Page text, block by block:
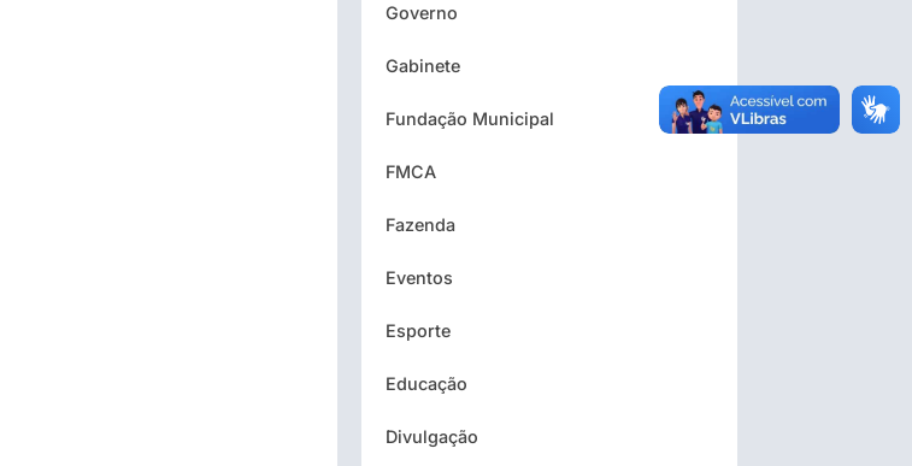
Governo
Gabinete
Fundação Municipal
FMCA
Fazenda
Eventos
Esporte
Educação
Divulgação